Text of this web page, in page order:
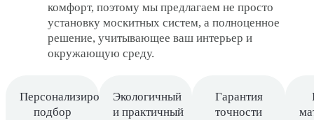
комфорт, поэтому мы предлагаем не просто
установку москитных систем, а полноценное
решение, учитывающее ваш интерьер и
окружающую среду.
Персонализированный
подбор
Экологичный
и практичный
Гарантия
точности